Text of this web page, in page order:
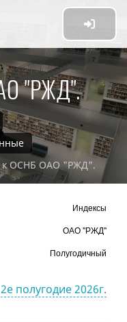
"РЖД".
к ОСНБ ОАО "РЖД".
Индексы
ОАО "РЖД"
Полугодичный
2е полугодие 2026г.